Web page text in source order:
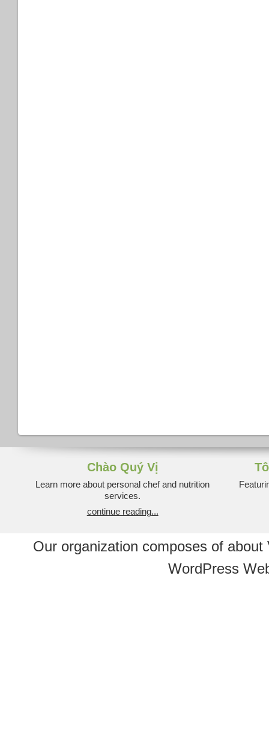
Chào Quý Vị
Learn more about personal chef and nutrition
services.
continue reading...
Our organization composes of
WordPress